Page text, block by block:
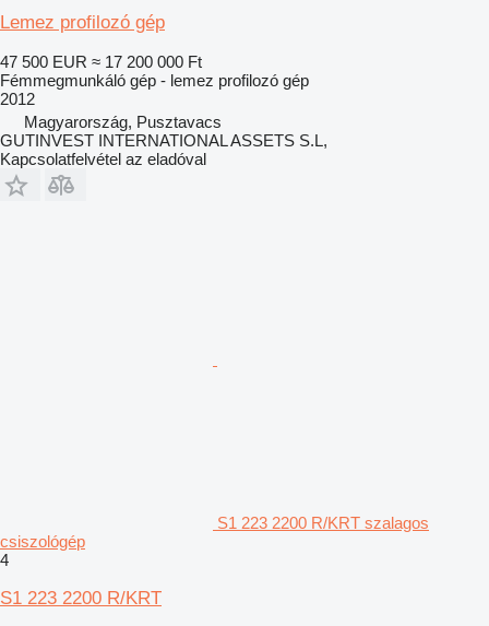
Lemez profilozó gép
47 500 EUR ≈ 17 200 000 Ft
Fémmegmunkáló gép - lemez profilozó gép
2012
Magyarország, Pusztavacs
GUTINVEST INTERNATIONAL ASSETS S.L,
Kapcsolatfelvétel az eladóval
S1 223 2200 R/KRT szalagos
csiszológép
4
S1 223 2200 R/KRT